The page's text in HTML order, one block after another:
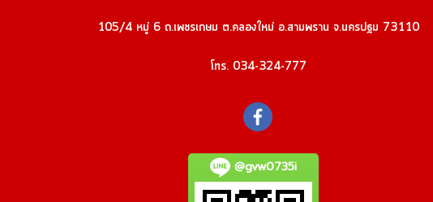
105/4 หมู่ 6 ถ.เพชรเกษม ต.คลองใหม่ อ.สามพราน จ.นครปฐม 73110
โทร. 034-324-777
@gvw0735i